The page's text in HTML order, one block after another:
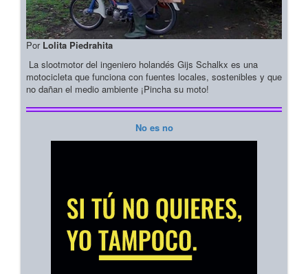
Por Lolita Piedrahita
La slootmotor del ingeniero holandés Gijs Schalkx es una
motocicleta que funciona con fuentes locales, sostenibles y que
no dañan el medio ambiente ¡Pincha su moto!
No es no